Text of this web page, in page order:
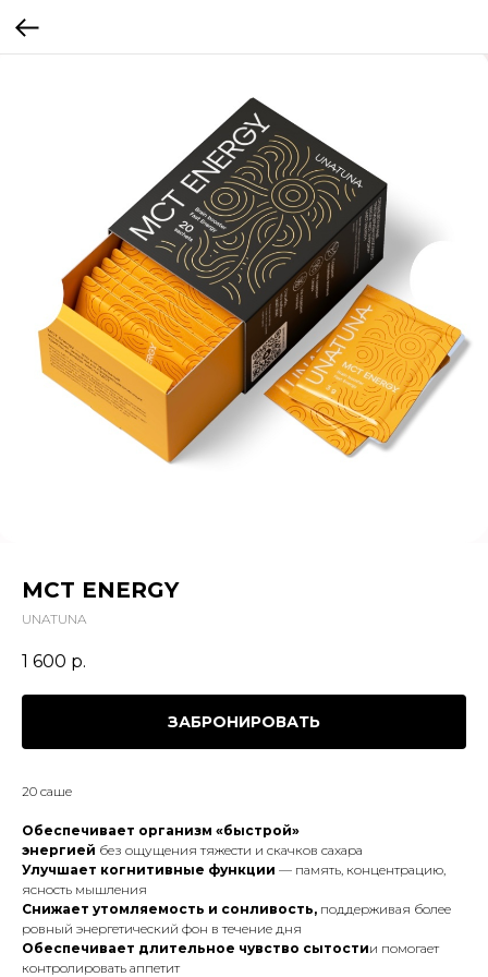
MCT ENERGY
UNATUNA
1 600 р.
ЗАБРОНИРОВАТЬ
20 саше
Обеспечивает организм «быстрой»
энергией без ощущения тяжести и скачков сахара
Улучшает когнитивные функции — память, концентрацию,
ясность мышления
Снижает утомляемость и сонливость, поддерживая более
ровный энергетический фон в течение дня
Обеспечивает длительное чувство сытостии помогает
контролировать аппетит